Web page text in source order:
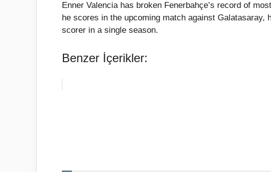
Enner Valencia has broken Fenerbahçe’s record of
he scores in the upcoming match against Galatasaray,
scorer in a single season.
Benzer İçerikler: